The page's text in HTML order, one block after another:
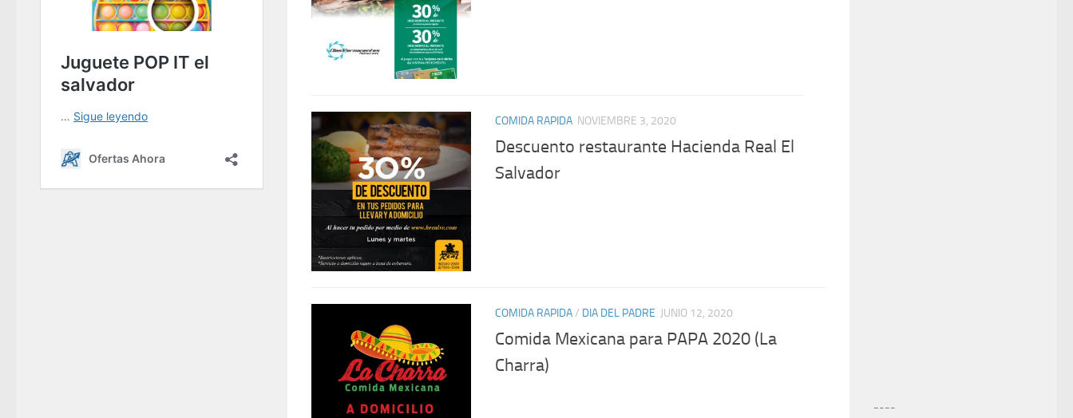
COMIDA RAPIDA NOVIEMBRE 3, 2020
Descuento restaurante Hacienda Real El
Salvador
COMIDA RAPIDA/ DIA DEL PADRE JUNIO 12, 2020
Comida Mexicana para PAPA 2020 (La
Charra)
----